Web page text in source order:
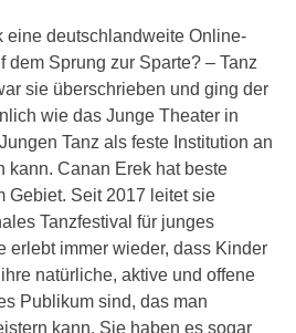
eine deutschlandweite Online-
dem Sprung zur Sparte? – Tanz
sie überschrieben und ging der
wie das Junge Theater in
Tanz als feste Institution an
kann. Canan Erek hat beste
Gebiet. Seit 2017 leitet sie
Tanzfestival für junges
erlebt immer wieder, dass Kinder
natürliche, aktive und offene
Publikum sind, das man
kann. Sie haben es sogar